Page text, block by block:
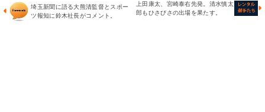
埼玉新聞に語る大熊清監督とスポー
ツ報知に鈴木社長がコメント。
上田康太、宮崎泰右先発。清水慎太
郎もひさびさの出場を果たす。